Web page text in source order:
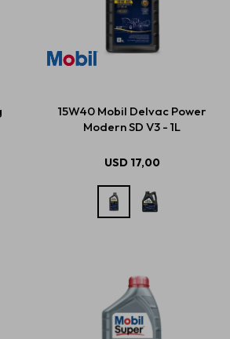
15W40 Mobil Delvac Power
Modern SD V3 - 1L
USD 17,00